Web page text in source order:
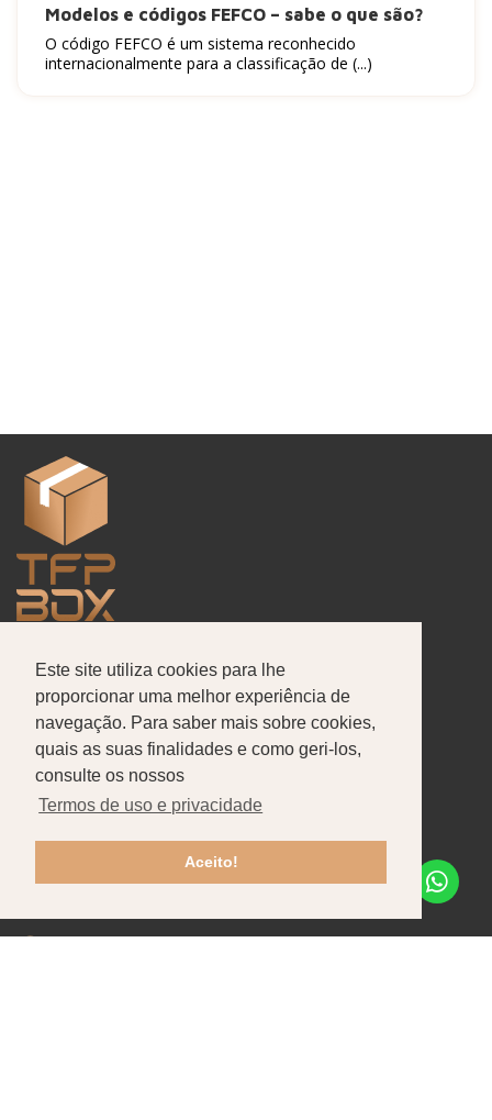
Este site utiliza cookies para lhe
proporcionar uma melhor experiência de
navegação. Para saber mais sobre cookies,
quais as suas finalidades e como geri-los,
consulte os nossos
Termos de uso e privacidade
Aceito!
Modelos e códigos FEFCO – sabe o que são?
O código FEFCO é um sistema reconhecido
internacionalmente para a classificação de (...)
Sobre nós Produtos Portfólio
CONTACTOS
Pataias-Gare
+351 244 586 470